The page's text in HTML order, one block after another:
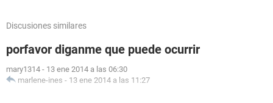
Discusiones similares
porfavor diganme que puede ocurrir
mary1314 - 13 ene 2014 a las 06:30
marlene-ines - 13 ene 2014 a las 11:27